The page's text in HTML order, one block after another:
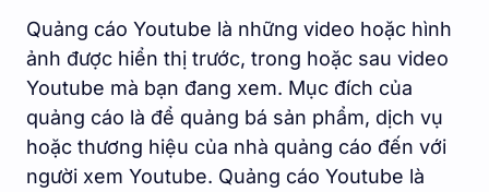
Quảng cáo Youtube là những video hoặc hình
ảnh được hiển thị trước, trong hoặc sau video
Youtube mà bạn đang xem. Mục đích của
quảng cáo là để quảng bá sản phẩm, dịch vụ
hoặc thương hiệu của nhà quảng cáo đến với
người xem Youtube. Quảng cáo Youtube là